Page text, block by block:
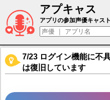
アプキャス
桂小五郎（声優
アプリの参加声優キャス
7/23 ログイン機能に不
は復旧しています